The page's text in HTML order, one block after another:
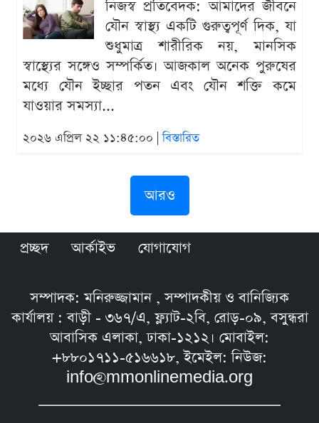
নিজস্ব প্রতিবেদক: আমাদের জীবনে
যৌন স্বাস্থ্য একটি গুরুত্বপূর্ণ দিক, যা
শুধুমাত্র শারীরিক নয়, মানসিক
স্বাস্থ্যের সঙ্গেও সম্পর্কিত। আজকাল অনেক পুরুষের
মধ্যে যৌন ইচ্ছার পতন এবং যৌন শক্তি কমে
যাওয়ার সমস্যা...
২০২৬ এপ্রিল ২২ ১১:৪৫:০০ |বিস্তারিত
আরও
প্রচ্ছদ আর্কাইভ যোগাযোগ
সম্পাদক: মনিরুজ্জামান , সম্পাদকীয় ও বানিজ্যিক
কার্যালয় : বাড়ী - ৩৬৭/এ, ফ্ল্যাট-২বি, রোড়-০৯, বসুন্ধরা
আবাসিক এলাকা, ঢাকা-১২১২। মোবাইল:
+৮৮০১৭১১-৫১৬৬১৮, ইমেইল: নিউজ:
info@mmonlinemedia.org